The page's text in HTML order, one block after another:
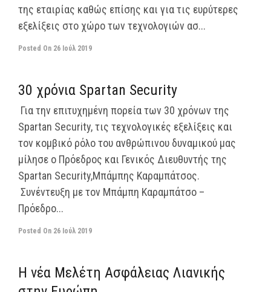
της εταιρίας καθώς επίσης και για τις ευρύτερες
εξελίξεις στο χώρο των τεχνολογιών ασ...
Posted On 26 Ιούλ 2019
30 χρόνια Spartan Security
Για την επιτυχημένη πορεία των 30 χρόνων της
Spartan Security, τις τεχνολογικές εξελίξεις και
τον κομβικό ρόλο του ανθρώπινου δυναμικού μας
μίλησε ο Πρόεδρος και Γενικός Διευθυντής της
Spartan Security,Μπάμπης Καραμπάτσος.
Συνέντευξη με τον Μπάμπη Καραμπάτσο –
Πρόεδρο...
Posted On 26 Ιούλ 2019
Η νέα Mελέτη Ασφάλειας Λιανικής